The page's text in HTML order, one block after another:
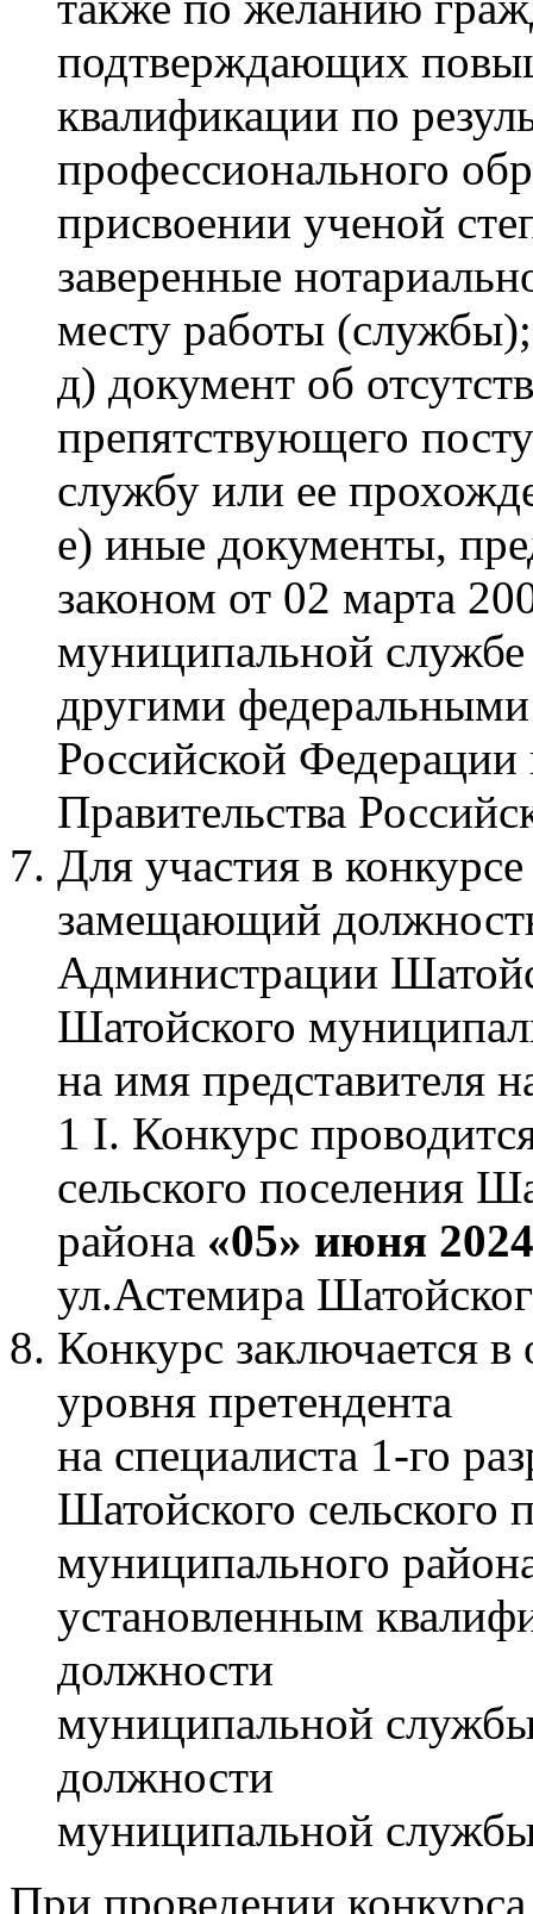
подтверждающих
квалификации по
профессионального
присвоении ученой
заверенные
месту работы (службы);
д) документ об
препятствующего
службу или ее
е) иные документы,
законом от 02 марта
муниципальной
другими
Российской
Правительства
Для участия в
замещающий
Администрации
Шатойского
на имя представителя
1 I. Конкурс
сельского поселения
района «05» июня
ул.Астемира
Конкурс заключается
уровня претендента
на специалиста 1-го
Шатойского сельского
муниципального
установленным
должности
муниципальной
должности
муниципальной
При проведении